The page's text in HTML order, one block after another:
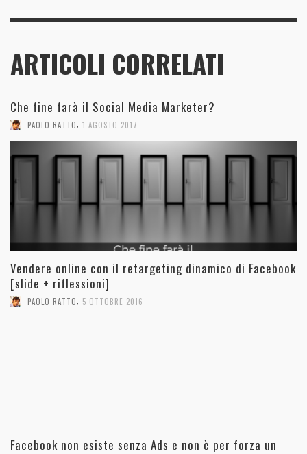
ARTICOLI CORRELATI
Che fine farà il Social Media Marketer?
PAOLO RATTO 1 AGOSTO 2017
Vendere online con il retargeting dinamico di Facebook
[slide + riflessioni]
PAOLO RATTO 5 OTTOBRE 2016
Facebook non esiste senza Ads e non è per forza un